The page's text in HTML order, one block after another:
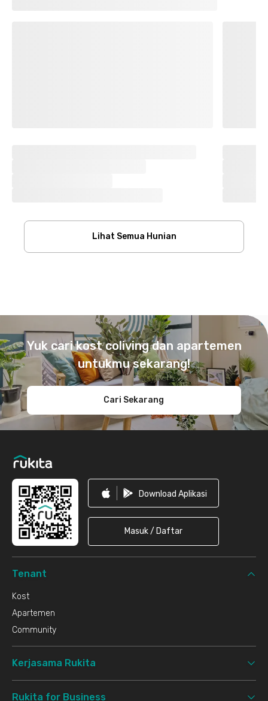
Lihat Semua Hunian
Yuk cari kost coliving dan apartemen
untukmu sekarang!
Cari Sekarang
Download Aplikasi
Masuk / Daftar
Tenant
Kost
Apartemen
Community
Kerjasama Rukita
Rukita for Business